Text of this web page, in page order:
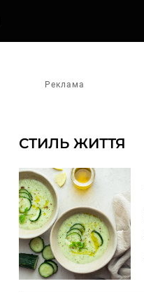
Реклама
СТИЛЬ ЖИТТЯ